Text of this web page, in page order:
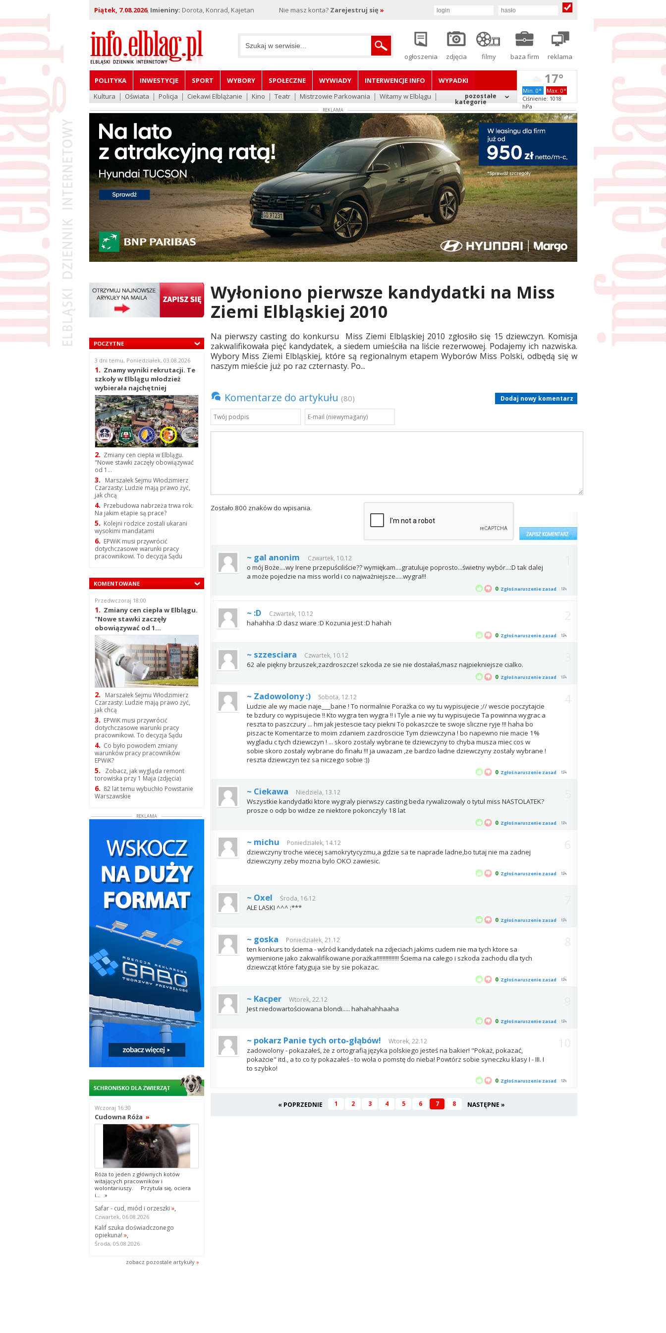
Piątek, 7.08.2026, Imieniny: Dorota, Konrad, Kajetan Nie masz konta? Zarejestruj się »
ogłoszenia zdjęcia filmy baza firm reklama
POLITYKA INWESTYCJE SPORT WYBORY SPOŁECZNE WYWIADY INTERWENCJE INFO
WYPADKI
Kultura
Oświata Policja Ciekawi Elblążanie Kino Teatr Mistrzowie Parkowania Witamy w Elblągu pozostałe
kategorie
17°
Min. 0°
Max. 0°
Ciśnienie: 1018
hPa
REKLAMA
POCZYTNE
3 dni temu, Poniedziałek, 03.08.2026
1. Znamy wyniki rekrutacji. Te
szkoły w Elblągu młodzież
wybierała najchętniej
2. Zmiany cen ciepła w Elblągu.
"Nowe stawki zaczęły obowiązywać
od 1...
3.
Marszałek Sejmu Włodzimierz
Czarzasty: Ludzie mają prawo żyć,
jak chcą
4. Przebudowa nabrzeża trwa rok.
Na jakim etapie są prace?
5. Kolejni rodzice zostali ukarani
wysokimi mandatami
6. EPWiK musi przywrócić
dotychczasowe warunki pracy
pracownikowi. To decyzja Sądu
KOMENTOWANE
Przedwczoraj 18:00
1. Zmiany cen ciepła w Elblągu.
"Nowe stawki zaczęły
obowiązywać od 1...
2.
Marszałek Sejmu Włodzimierz
Czarzasty: Ludzie mają prawo żyć,
jak chcą
3. EPWiK musi przywrócić
dotychczasowe warunki pracy
pracownikowi. To decyzja Sądu
4. Co było powodem zmiany
warunków pracy pracowników
EPWiK?
5.
Zobacz, jak wygląda remont
torowiska przy 1 Maja (zdjęcia)
6. 82 lat temu wybuchło Powstanie
Warszawskie
REKLAMA
Wczoraj 16:30
Cudowna Róża »
Róża to jeden z głównych kotów
witających pracowników i
wolontariuszy. Przytula się, ociera
i... »
Safar - cud, miód i orzeszki »,
Czwartek, 06.08.2026
Kalif szuka doświadczonego
opiekuna! »,
Środa, 05.08.2026
zobacz pozostale artykuły »
Wyłoniono pierwsze kandydatki na Miss
Ziemi Elbląskiej 2010
Na pierwszy casting do konkursu Miss Ziemi Elbląskiej 2010 zgłosiło się 15 dziewczyn. Komisja
zakwalifikowała pięć kandydatek, a siedem umieściła na liście rezerwowej. Podajemy ich nazwiska.
Wybory Miss Ziemi Elbląskiej, które są regionalnym etapem Wyborów Miss Polski, odbędą się w
naszym mieście już po raz czternasty. Po...
Komentarze do artykułu (80) Dodaj nowy komentarz
Zostało 800 znaków do wpisania.
0
~ gal anonim Czwartek, 10.12
o mój Boże....wy Irene przepuściliście?? wymiękam....gratuluje poprosto...świetny wybór...:D tak dalej
a może pojedzie na miss world i co najważniejsze.....wygra!!!
Zgłoś naruszenie zasad
0
~ :D Czwartek, 10.12
hahahha :D dasz wiare :D Kozunia jest :D hahah
Zgłoś naruszenie zasad
0
~ szzesciara Czwartek, 10.12
62 ale piękny brzuszek,zazdroszcze! szkoda ze sie nie dostałaś,masz najpiekniejsze cialko.
Zgłoś naruszenie zasad
0
~ Zadowolony :) Sobota, 12.12
Ludzie ale wy macie naje___bane ! To normalnie Porażka co wy tu wypisujecie ;// wescie poczytajcie
te bzdury co wypisujecie !! Kto wygra ten wygra !! i Tyle a nie wy tu wypisujecie Ta powinna wygrac a
reszta to paszczury ... hm jak jestescie tacy piekni To pokaszcze te swoje sliczne ryje !!! haha bo
piszac te Komentarze to moim zdaniem zazdroscicie Tym dziewczyna ! bo napewno nie macie 1%
wygladu c tych dziewczyn ! ... skoro zostaly wybrane te dziewczyny to chyba musza miec cos w
sobie skoro zostaly wybrane do finału !!! ja uwazam ,ze bardzo ładne dziewczyny zostaly wybrane !
reszta dziewczyn tez sa niczego sobie :))
Zgłoś naruszenie zasad
0
~ Ciekawa Niedziela, 13.12
Wszystkie kandydatki ktore wygraly pierwszy casting beda rywalizowaly o tytul miss NASTOLATEK?
prosze o odp bo widze ze niektore pokonczyly 18 lat
Zgłoś naruszenie zasad
0
~ michu Poniedziałek, 14.12
dziewczyny troche wiecej samokrytycyzmu,a gdzie sa te naprade ladne,bo tutaj nie ma zadnej
dziewczyny zeby mozna bylo OKO zawiesic.
Zgłoś naruszenie zasad
0
~ Oxel Środa, 16.12
ALE LASKI ^^^ :***
Zgłoś naruszenie zasad
0
~ goska Poniedziałek, 21.12
ten konkurs to ściema - wśród kandydatek na zdjeciach jakims cudem nie ma tych ktore sa
wymienione jako zakwalifikowane.porażka!!!!!!!!!!!!!!! Ściema na całego i szkoda zachodu dla tych
dziewcząt które fatyguja sie by sie pokazac.
Zgłoś naruszenie zasad
0
~ Kacper Wtorek, 22.12
Jest niedowartościowana blondi..... hahahahhaaha
Zgłoś naruszenie zasad
0
~ pokarz Panie tych orto-głąbów! Wtorek, 22.12
zadowolony - pokazałeś, że z ortografią języka polskiego jesteś na bakier! "Pokaż, pokazać,
pokażcie" itd., a to co ty pokazałeś - to woła o pomstę do nieba! Powtórz sobie syneczku klasy I - III. I
to szybko!
Zgłoś naruszenie zasad
« POPRZEDNIE 1 2 3 4 5 6 7 8 NASTĘPNE »